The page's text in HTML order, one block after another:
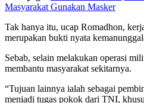
Masyarakat Gunakan Masker
Tak hanya itu, ucap Romadhon,
merupakan bukti nyata
Sebab, selain melakukan operasi
membantu masyarakat sekitarnya.
“Tujuan lainnya ialah sebagai
menjadi tugas pokok dari TNI,